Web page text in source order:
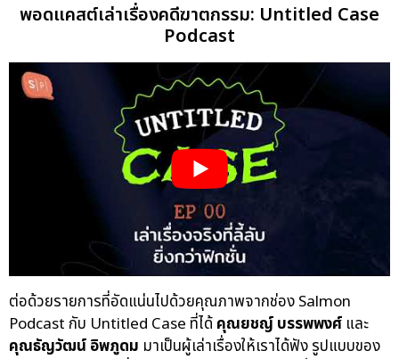
พอดแคสต์เล่าเรื่องคดีฆาตกรรม: Untitled Case
Podcast
ต่อด้วยรายการที่อัดแน่นไปด้วยคุณภาพจากช่อง Salmon
Podcast กับ Untitled Case ที่ได้คุณยชญ์ บรรพพงศ์ และ
คุณธัญวัฒน์ อิพภูดม มาเป็นผู้เล่าเรื่องให้เราได้ฟัง รูปแบบของ